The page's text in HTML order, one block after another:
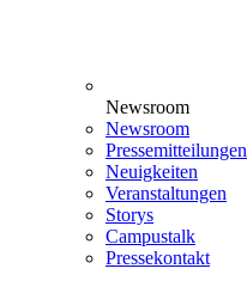
Newsroom
Newsroom
Pressemitteilungen
Neuigkeiten
Veranstaltungen
Storys
Campustalk
Pressekontakt